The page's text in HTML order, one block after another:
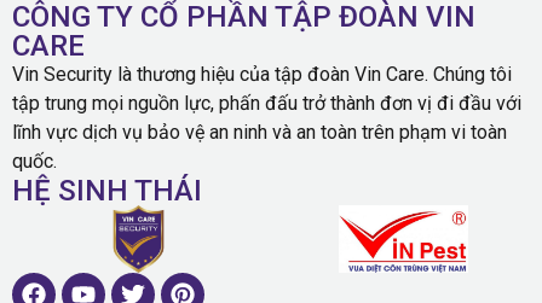
CÔNG TY CỔ PHẦN TẬP ĐOÀN VIN
CARE
Vin Security là thương hiệu của tập đoàn Vin Care. Chúng tôi
tập trung mọi nguồn lực, phấn đấu trở thành đơn vị đi đầu với
lĩnh vực dịch vụ bảo vệ an ninh và an toàn trên phạm vi toàn
quốc.
HỆ SINH THÁI